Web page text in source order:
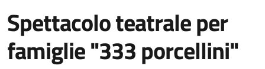
Spettacolo teatrale per
famiglie "333 porcellini"